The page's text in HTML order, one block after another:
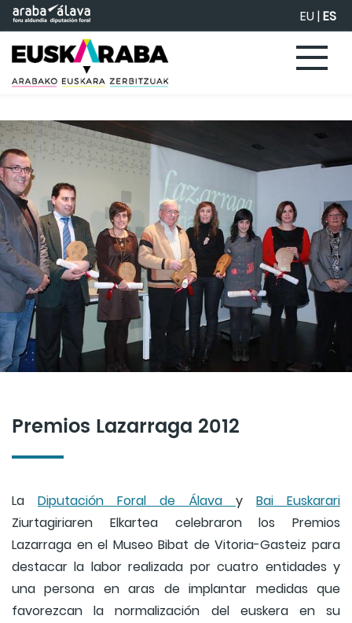
Saltar al contenido principal EU|ES
Premios Lazarraga 2012
La Diputación Foral de Álava y Bai Euskarari
Ziurtagiriaren Elkartea celebraron los Premios
Lazarraga en el Museo Bibat de Vitoria-Gasteiz para
destacar la labor realizada por cuatro entidades y
una persona en aras de implantar medidas que
favorezcan la normalización del euskera en su